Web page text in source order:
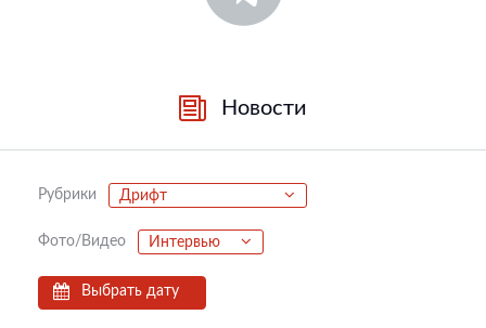
Новости
Рубрики Дрифт
Фото/Видео Интервью
Выбрать дату